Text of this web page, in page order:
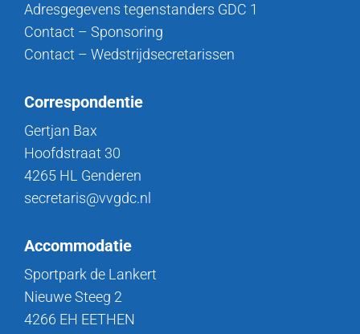
Adresgegevens tegenstanders GDC 1
Contact – Sponsoring
Contact – Wedstrijdsecretarissen
Correspondentie
Gertjan Bax
Hoofdstraat 30
4265 HL Genderen
secretaris@vvgdc.nl
Accommodatie
Sportpark de Lankert
Nieuwe Steeg 2
4266 EH EETHEN